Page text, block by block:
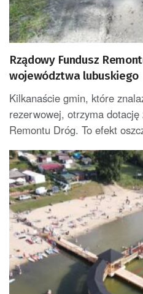
Rządowy Fundusz
województwa lubuskiego
Kilkanaście gmin, które
rezerwowej, otrzyma dotację
Remontu Dróg. To efekt